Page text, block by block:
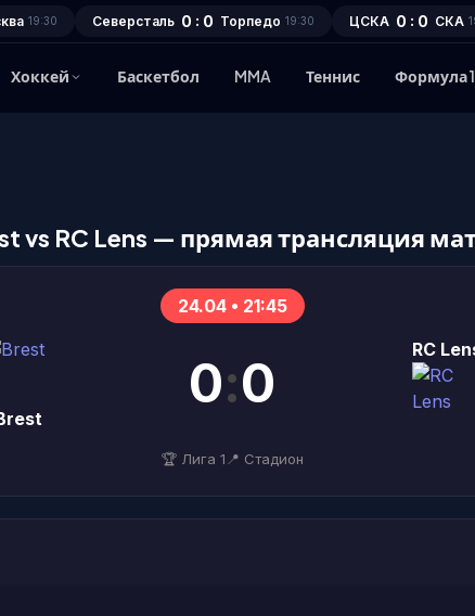
19:30 Северсталь 0 : 0 Торпедо 19:30 ЦСКА 0 : 0 СКА
Хоккей Баскетбол MMA Теннис Формула 1
vs RC Lens — прямая трансляция
24.04 • 21:45
0:0
RC
🏆 Лига 1 📍 Стадион